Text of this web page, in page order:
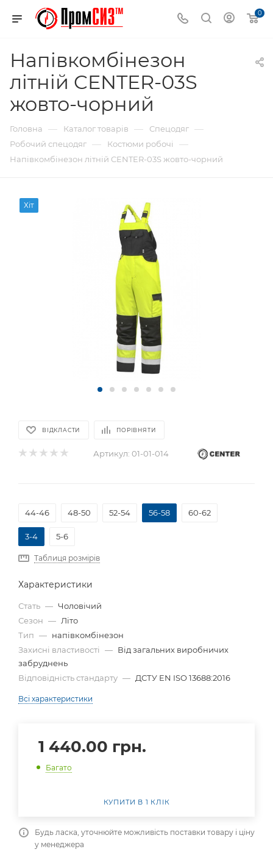
0
Напівкомбінезон
літній CENTER-03S
жовто-чорний
Головна — Каталог товарів — Спецодяг —
Робочий спецодяг — Костюми робочі —
Напівкомбінезон літній CENTER-03S жовто-чорний
Хіт
ВІДКЛАСТИ ПОРІВНЯТИ
Артикул: 01-01-014
44-46 48-50 52-54 56-58 60-62
3-4 5-6
Таблиця розмірів
Характеристики
Стать — Чоловічий
Сезон — Літо
Тип — напівкомбінезон
Захисні властивості — Від загальних виробничих
забруднень
Відповідність стандарту — ДСТУ EN ISO 13688:2016
Всі характеристики
1 440.00 грн.
Багато
КУПИТИ В 1 КЛІК
Будь ласка, уточнюйте можливість поставки товару і ціну
у менеджера